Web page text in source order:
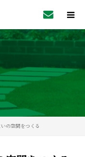
の空間をつくる